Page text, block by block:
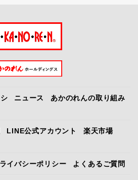
ニュース
あかのれんの取り組み
LINE公式アカウント
楽天市場
イバシーポリシー よくあるご質問